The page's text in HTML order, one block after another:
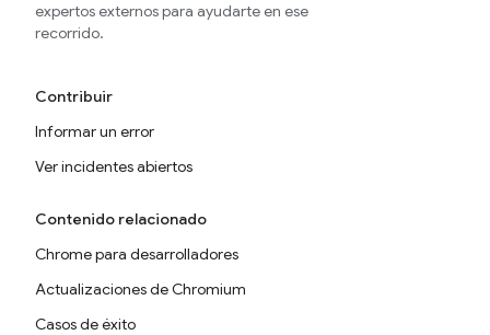
expertos externos para ayudarte en ese
recorrido.
Contribuir
Informar un error
Ver incidentes abiertos
Contenido relacionado
Chrome para desarrolladores
Actualizaciones de Chromium
Casos de éxito